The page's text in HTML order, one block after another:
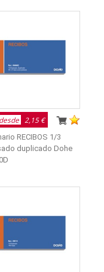
desde 2,15 €
RECIBOS 1/3
duplicado Dohe